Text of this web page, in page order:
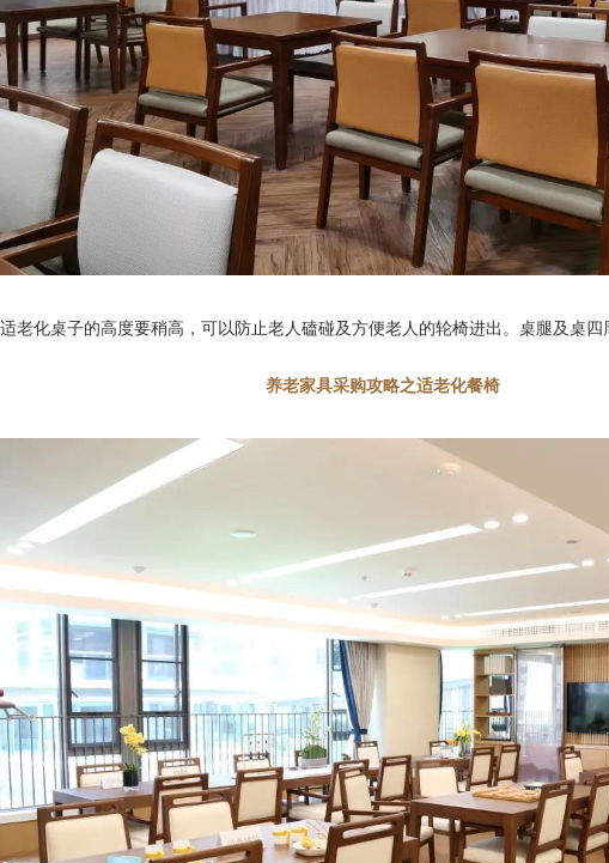
老化桌子的高度要稍高，可以防止老人磕碰及方便老人的轮椅进出。桌腿及桌
养老家具采购攻略之适老化餐椅